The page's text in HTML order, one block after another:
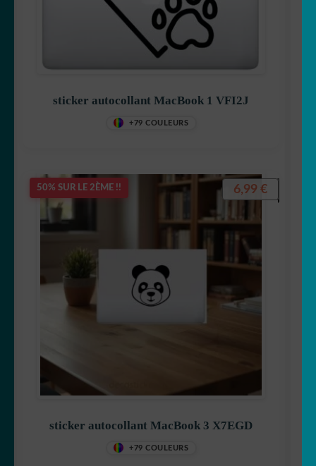
sticker autocollant MacBook 1 VFI2J
+79 COULEURS
50% SUR LE 2ÈME !!
sticker autocollant MacBook 3 X7EGD
+79 COULEURS
6,99 €